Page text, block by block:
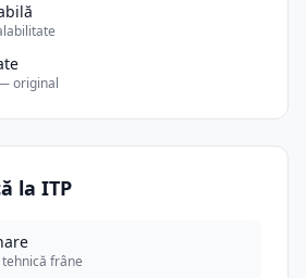
original
la ITP
frâne